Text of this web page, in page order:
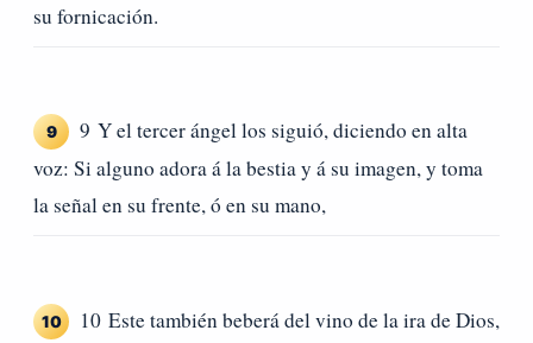
su fornicación.
9
9 Y el tercer ángel los siguió, diciendo en alta
voz: Si alguno adora á la bestia y á su imagen, y toma
la señal en su frente, ó en su mano,
10
10 Este también beberá del vino de la ira de Dios,